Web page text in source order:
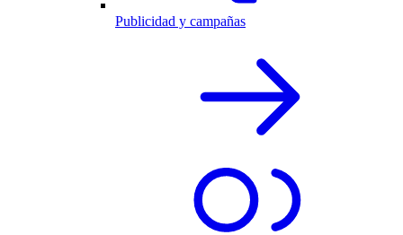
Publicidad y campañas